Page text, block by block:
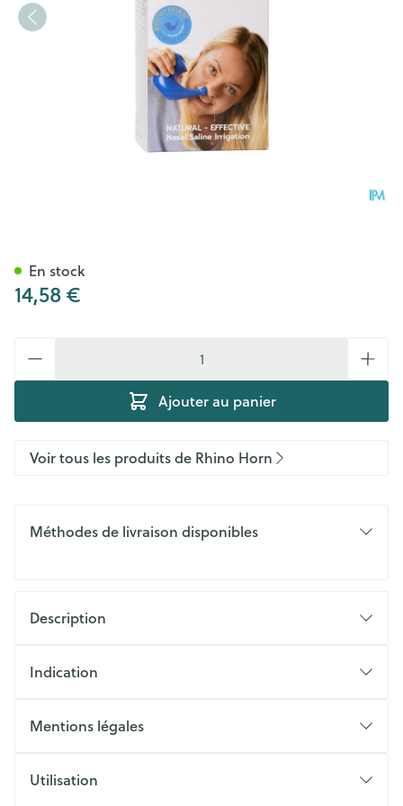
14,58 €
Ajouter au panier
En stock
Voir tous les produits de Rhino Horn
Méthodes de livraison disponibles
Description
Indication
Mentions légales
Utilisation